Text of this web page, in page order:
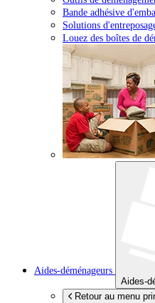
Bande adhésive
Solutions
Louez des boîtes de
Aides-déménageurs
Aides-
Retour au menu